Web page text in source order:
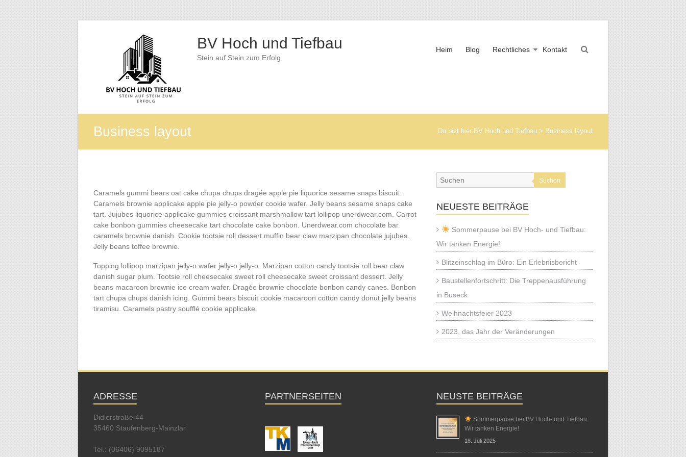
BV Hoch und Tiefbau
Stein auf Stein zum Erfolg
Heim Blog Rechtliches Kontakt
Business layout Du bist hier: BV Hoch und Tiefbau > Business layout
Caramels gummi bears oat cake chupa chups dragée apple pie liquorice sesame snaps biscuit.
Caramels brownie applicake apple pie jelly-o powder cookie wafer. Jelly beans sesame snaps cake
tart. Jujubes liquorice applicake gummies croissant marshmallow tart lollipop unerdwear.com. Carrot
cake bonbon gummies cheesecake tart chocolate cake bonbon. Unerdwear.com chocolate bar
caramels brownie danish. Cookie tootsie roll dessert muffin bear claw marzipan chocolate jujubes.
Jelly beans toffee brownie.
Topping lollipop marzipan jelly-o wafer jelly-o jelly-o. Marzipan cotton candy tootsie roll bear claw
danish sugar plum. Tootsie roll cheesecake sweet roll cheesecake sweet croissant dessert. Jelly
beans macaroon brownie ice cream wafer. Dragée brownie chocolate bonbon candy canes. Bonbon
tart chupa chups danish icing. Gummi bears biscuit cookie macaroon cotton candy donut jelly beans
tiramisu. Caramels pastry soufflé cookie applicake.
Suchen
NEUESTE BEITRÄGE
Sommerpause bei BV Hoch- und Tiefbau:
Wir tanken Energie!
Blitzeinschlag im Büro: Ein Erlebnisbericht
Baustellenfortschritt: Die Treppenausführung
in Buseck
Weihnachtsfeier 2023
2023, das Jahr der Veränderungen
ADRESSE
Didierstraße 44
35460 Staufenberg-Mainzlar
Tel.: (06406) 9095187
PARTNERSEITEN NEUSTE BEITRÄGE
Sommerpause bei BV Hoch- und Tiefbau:
Wir tanken Energie!
18. Juli 2025